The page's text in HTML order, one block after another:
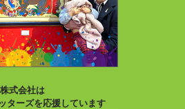
式会社は
ターズを応援しています